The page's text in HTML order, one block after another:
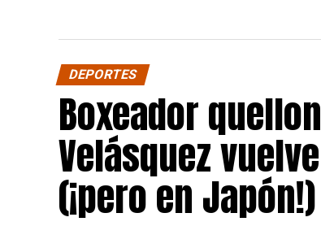
DEPORTES
Boxeador
Velásquez
(¡pero en Japón!)